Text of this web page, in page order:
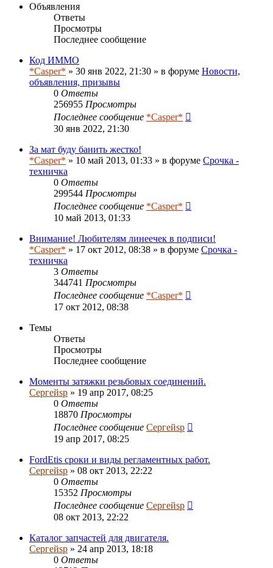
Объявления
Ответы
Просмотры
Последнее сообщение
Код ИММО
*Casper* » 30 янв 2022, 21:30 » в форуме Новости,
объявления, призывы
0 Ответы
256955 Просмотры
Последнее сообщение *Casper*
30 янв 2022, 21:30
За мат буду банить жестко!
*Casper* » 10 май 2013, 01:33 » в форуме Срочка -
техничка
0 Ответы
299544 Просмотры
Последнее сообщение *Casper*
10 май 2013, 01:33
Внимание! Любителям линеечек в подписи!
*Casper* » 17 окт 2012, 08:38 » в форуме Срочка -
техничка
3 Ответы
344741 Просмотры
Последнее сообщение *Casper*
17 окт 2012, 08:38
Темы
Ответы
Просмотры
Последнее сообщение
Моменты затяжки резьбовых соединений.
Сергейsp » 19 апр 2017, 08:25
0 Ответы
18870 Просмотры
Последнее сообщение Сергейsp
19 апр 2017, 08:25
FordEtis сроки и виды регламентных работ.
Сергейsp » 08 окт 2013, 22:22
0 Ответы
15352 Просмотры
Последнее сообщение Сергейsp
08 окт 2013, 22:22
Каталог запчастей для двигателя.
Сергейsp » 24 апр 2013, 18:18
0 Ответы